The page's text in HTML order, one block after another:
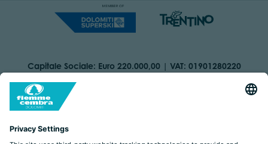
Capitale Sociale: Euro 220.000,00 | VAT: 01901280220
COOKIES IMPRINT
ORGANIZZAZIONE TRASPARENTE